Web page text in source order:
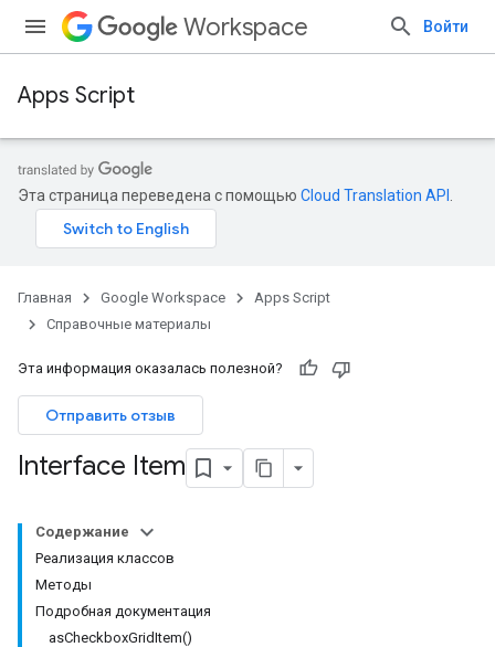
Workspace Войти
Apps Script
Эта страница переведена с помощью Cloud Translation API
Главная Google Workspace
Apps Script
Справочные материалы
Эта информация оказалась полезной?
Отправить отзыв
Interface Item
Содержание
Реализация классов
Методы
Подробная документация
asCheckboxGridItem()